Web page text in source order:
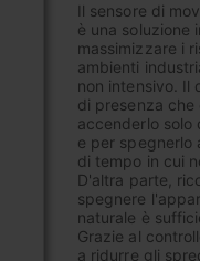
Il sensore di
è una soluzione
massimizzare i
ambienti
non intensivo. Il
di presenza
accenderlo solo
e per spegnerlo
di tempo in cui
D'altra parte,
spegnere
naturale è
Grazie al
a ridurre gli